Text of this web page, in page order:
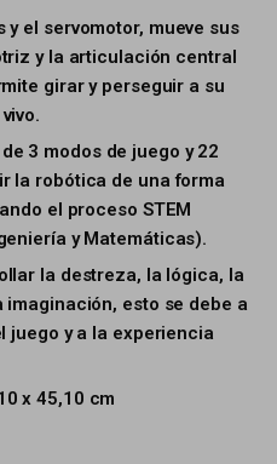
el servomotor, mueve sus
y la articulación central
girar y perseguir a su
3 modos de juego y 22
la robótica de una forma
el proceso STEM
y Matemáticas).
la destreza, la lógica, la
esto se debe a
juego y a la experiencia
x 45,10 cm